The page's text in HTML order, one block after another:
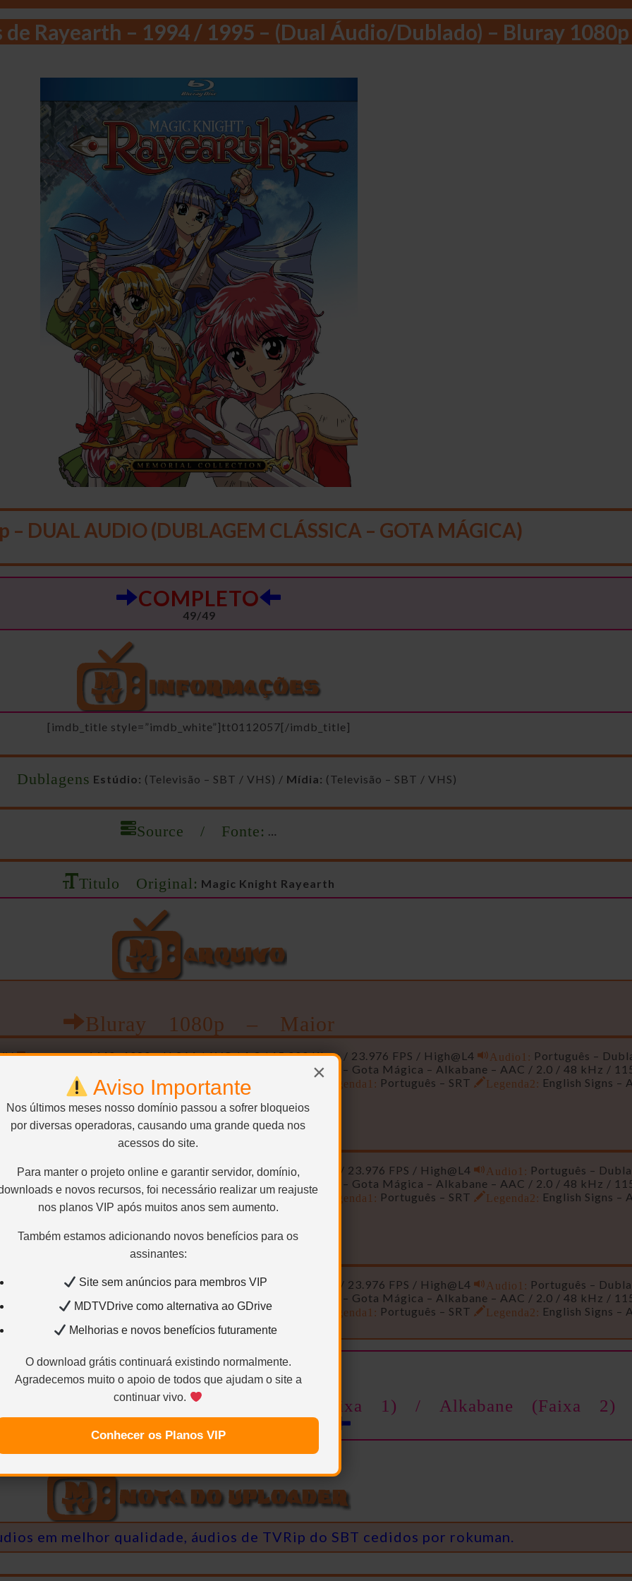
×
Aviso Importante
Nos últimos meses nosso domínio passou a sofrer bloqueios
por diversas operadoras, causando uma grande queda nos
acessos do site.
Para manter o projeto online e garantir servidor, domínio,
e novos recursos, foi necessário realizar um reajuste
nos planos VIP após muitos anos sem aumento.
Também estamos adicionando novos benefícios para os
assinantes:
Site sem anúncios para membros VIP
MDTVDrive como alternativa ao GDrive
Melhorias e novos benefícios futuramente
O download grátis continuará existindo normalmente.
Agradecemos muito o apoio de todos que ajudam o site a
continuar vivo.
Conhecer os Planos VIP
Rayearth – 1994 / 1995 – (Dual Áudio/Dublado) – Bluray 1080p
– DUAL AUDIO (DUBLAGEM CLÁSSICA – GOTA MÁGICA)
COMPLETO
49/49
[imdb_title style=”imdb_white”]tt0112057[/imdb_title]
Dublagens Estúdio: (Televisão – SBT / VHS) / Mídia: (Televisão – SBT / VHS)
Source / Fonte: …
Titulo Original: Magic Knight Rayearth
Bluray 1080p – Maior
Qualidade:1440×1080 – H.264 / AVC / 4:3 / 15.000 Kbps / 23.976 FPS / High@L4 Audio1: Português –
Português – Dublagem Clássica – Gota Mágica – Alkabane – AAC / 2.0 / 48 kHz /
Audio4: Inglês – AC3 / 2.0 / 48 kHz / 192 kbps Legenda1: Português – SRT Legenda2: English Signs –
Legenda3:English Subs – ASS
Bluray 1080p – Médio
Qualidade: 1440×1080 – H.264 / AVC / 4:3 / 8.219 Kbps / 23.976 FPS / High@L4 Audio1: Português –
48 kHz / 484 kbps
Audio2:
Português – Dublagem Clássica – Gota Mágica – Alkabane – AAC / 2.0 / 48 kHz /
kbps
Audio4: Inglês – AC3 / 2.0 / 48 kHz / 192 kbps Legenda1: Português – SRT Legenda2: English Signs –
Legenda3: English Subs – ASS
Bluray 1080p – Menor
Qualidade:1440×1080 – H.264 / AVC / 4:3 / 8.219 Kbps / 23.976 FPS / High@L4 Audio1: Português –
48 kHz / 484 kbps
Português – Dublagem Clássica – Gota Mágica – Alkabane – AAC / 2.0 / 48 kHz /
kbps
Audio4: Inglês – AC3 / 2.0 / 48 kHz / 192 kbps Legenda1: Português – SRT Legenda2: English Signs –
Legenda3:English Subs – ASS
Remasterizadores CaNNIBal (Faixa 1) / Alkabane (Faixa
Rokuman
em melhor qualidade, áudios de TVRip do SBT cedidos por rokuman.